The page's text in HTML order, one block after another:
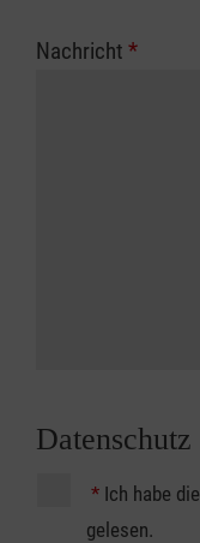
Nachricht *
Datenschutz
* Ich habe die
gelesen.